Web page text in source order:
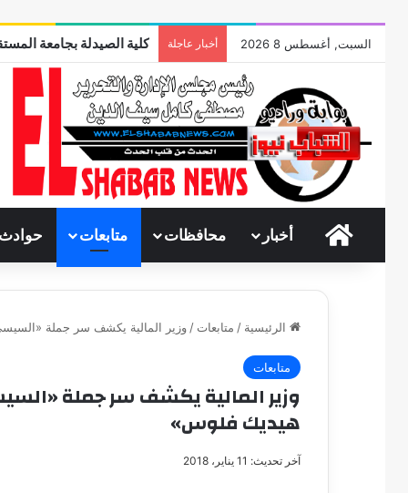
السبت, أغسطس 8 2026 أخبار عاجلة كلية الصيدلة بجامعة
الرئيسية
أخبار محافظات متابعات حوادث
الرئيسية / متابعات / وزير المالية يكشف سر جملة
متابعات
وزير المالية يكشف سر جملة
هيديك فلوس»
آخر تحديث: 11 يناير، 2018